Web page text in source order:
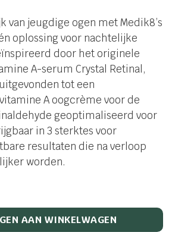
van jeugdige ogen met Medik8’s
oplossing voor nachtelijke
door het originele
A-serum Crystal Retinal,
tot een
A oogcrème voor de
geoptimaliseerd voor
in 3 sterktes voor
resultaten die na verloop
worden.
Eye 3 aantal
AAN WINKELWAGEN